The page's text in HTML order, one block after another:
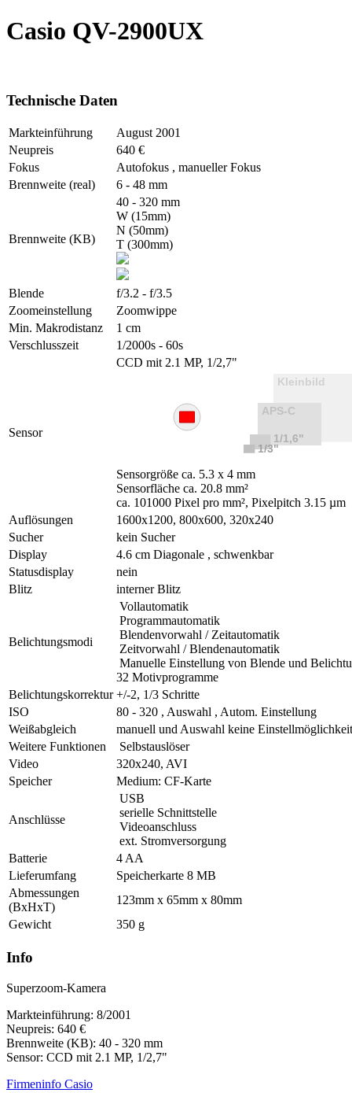
Casio QV-2900UX
Technische Daten
Markteinführung
August 2001
Neupreis
640 €
Fokus
Autofokus , manueller Fokus
Brennweite (real)
6 - 48 mm
Brennweite (KB)
40 - 320 mm
W (15mm)
N (50mm)
T (300mm)
Blende
f/3.2 - f/3.5
Zoomeinstellung
Zoomwippe
Min. Makrodistanz
1 cm
Verschlusszeit
1/2000s - 60s
Sensor
CCD mit 2.1 MP, 1/2,7"
Sensorgröße ca. 5.3 x 4 mm
Sensorfläche ca. 20.8 mm²
ca. 101000 Pixel pro mm², Pixelpitch 3.15 µm
Auflösungen
1600x1200, 800x600, 320x240
Sucher
kein Sucher
Display
4.6 cm Diagonale , schwenkbar
Statusdisplay
nein
Blitz
interner Blitz
Belichtungsmodi
Vollautomatik
Programmautomatik
Blendenvorwahl / Zeitautomatik
Zeitvorwahl / Blendenautomatik
Manuelle Einstellung von Blende und
32 Motivprogramme
Belichtungskorrektur +/-2, 1/3 Schritte
ISO
80 - 320 , Auswahl , Autom. Einstellung
Weißabgleich
manuell und Auswahl keine
Weitere Funktionen
Selbstauslöser
Video
320x240, AVI
Speicher
Medium: CF-Karte
Anschlüsse
USB
serielle Schnittstelle
Videoanschluss
ext. Stromversorgung
Batterie
4 AA
Lieferumfang
Speicherkarte 8 MB
Abmessungen
(BxHxT)
123mm x 65mm x 80mm
Gewicht
350 g
Info
Superzoom-Kamera
Markteinführung: 8/2001
Neupreis: 640 €
Brennweite (KB): 40 - 320 mm
Sensor: CCD mit 2.1 MP, 1/2,7"
Firmeninfo Casio